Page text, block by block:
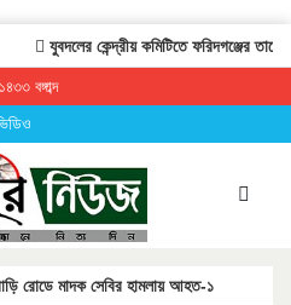
যুবদলের কেন্দ্রীয় কমিটিতে ফরিদগঞ্জের তারেকুর
বঙ্গাব্দ
রোডে মাদক সেবির হামলায় আহত-১